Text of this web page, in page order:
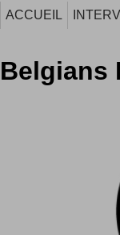
ACCUEIL
Belgians